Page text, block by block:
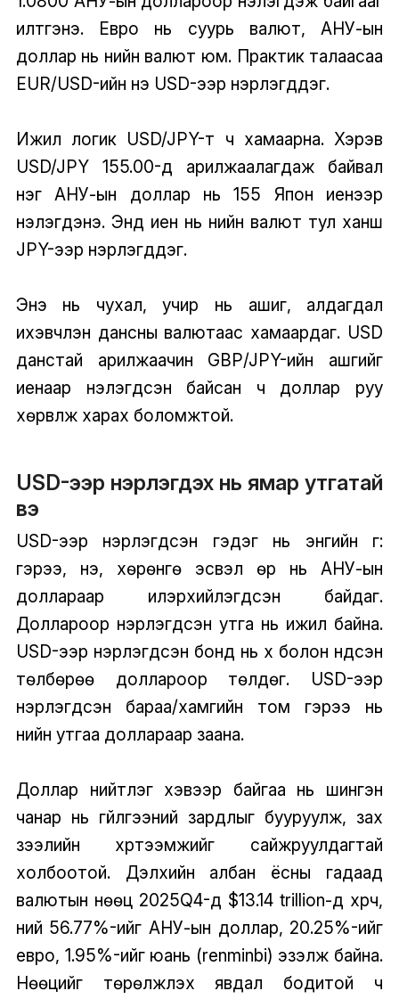
илтгэнэ. Евро нь суурь валют, АНУ-ын
доллар нь үнийн валют юм. Практик талаасаа
EUR/USD-ийн үнэ USD-ээр нэрлэгддэг.
Ижил логик USD/JPY-т ч хамаарна. Хэрэв
USD/JPY 155.00-д арилжаалагдаж байвал
нэг АНУ-ын доллар нь 155 Япон иенээр
үнэлэгдэнэ. Энд иен нь үнийн валют тул ханш
JPY-ээр нэрлэгддэг.
Энэ нь чухал, учир нь ашиг, алдагдал
ихэвчлэн дансны валютаас хамаардаг. USD
данстай арилжаачин GBP/JPY-ийн ашгийг
иенаар үнэлэгдсэн байсан ч доллар руу
хөрвүүлж харах боломжтой.
USD-ээр нэрлэгдэх нь ямар утгатай
вэ
USD-ээр нэрлэгдсэн гэдэг нь энгийн үг:
гэрээ, үнэ, хөрөнгө эсвэл өр нь АНУ-ын
доллараар илэрхийлэгдсэн байдаг.
Доллароор нэрлэгдсэн утга нь ижил байна.
USD-ээр нэрлэгдсэн бонд нь хүү болон үндсэн
төлбөрөө доллароор төлдөг. USD-ээр
нэрлэгдсэн бараа/хамгийн том гэрээ нь
үнийн утгаа доллараар заана.
Доллар нийтлэг хэвээр байгаа нь шингэн
чанар нь гүйлгээний зардлыг бууруулж, зах
зээлийн хүртээмжийг сайжруулдагтай
холбоотой. Дэлхийн албан ёсны гадаад
валютын нөөц 2025Q4-д $13.14 trillion-д хүрч,
үүний 56.77%-ийг АНУ-ын доллар, 20.25%-ийг
евро, 1.95%-ийг юань (renminbi) эзэлж байна.
Нөөцийг төрөлжүүлэх явдал бодитой ч